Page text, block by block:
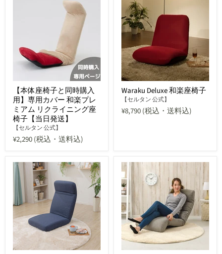
【本体座椅子と同時購入
用】専用カバー 和楽プレ
ミアム リクライニング座
椅子【当日発送】
【セルタン 公式】
¥2,290(税込・送料込)
Waraku Deluxe 和楽座椅子
【セルタン 公式】
¥8,790(税込・送料込)